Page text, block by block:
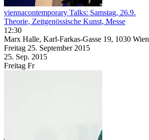
viennacontemporary Talks: Samstag, 26.9.
Theorie, Zeitgenössische Kunst, Messe
12:30
Marx Halle, Karl-Farkas-Gasse 19, 1030 Wien
Freitag 25. September 2015
25. Sep. 2015
Freitag Fr